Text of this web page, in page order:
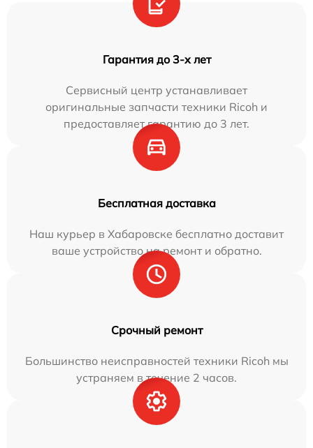
Гарантия до 3-х лет
Сервисный центр устанавливает
оригинальные запчасти техники Ricoh и
предоставляет гарантию до 3 лет.
Бесплатная доставка
Наш курьер в Хабаровске бесплатно доставит
ваше устройство на ремонт и обратно.
Срочный ремонт
Большинство неисправностей техники Ricoh мы
устраняем в течение 2 часов.